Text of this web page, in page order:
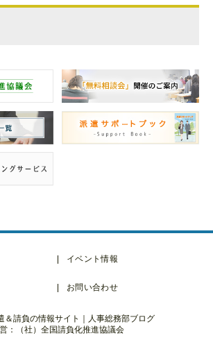
イベント情報
お問い合わせ
＆請負の情報サイト｜人事総務部ブログ
：（社）全国請負化推進協議会